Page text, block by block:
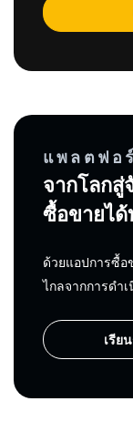
แพลตฟอ
จากโลกสู่
ซื้อขายไ
ด้วยแอปการซื้อ
ไกลจากการดำ
เรีย